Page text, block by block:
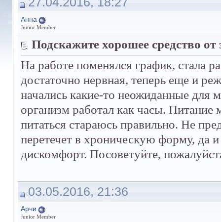
Анна
Junior Member
Подскажите хорошее средство от
На работе поменялся график, стала
достаточно нервная, теперь еще и
начались какие-то неожиданные для
организм работал как часы.
питаться стараюсь правильно. Не
перетечет в хроническую форму, да
дискомфорт. Посоветуйте,
03.05.2016, 21:36
Арчи
Junior Member